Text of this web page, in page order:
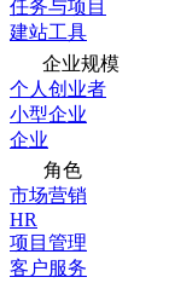
任务与项目
建站工具
企业规模
个人创业者
小型企业
企业
角色
市场营销
HR
项目管理
客户服务